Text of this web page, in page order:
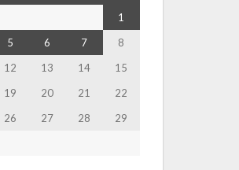
1
5 6 7
8
12 13 14
15
19 20 21
22
26 27 28
29